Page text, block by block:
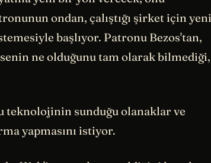
ondan, çalıştığı şirket için yeni
başlıyor. Patronu Bezos'tan,
ne olduğunu tam olarak bilmediği,
teknolojinin sunduğu olanaklar ve
yapmasını istiyor.